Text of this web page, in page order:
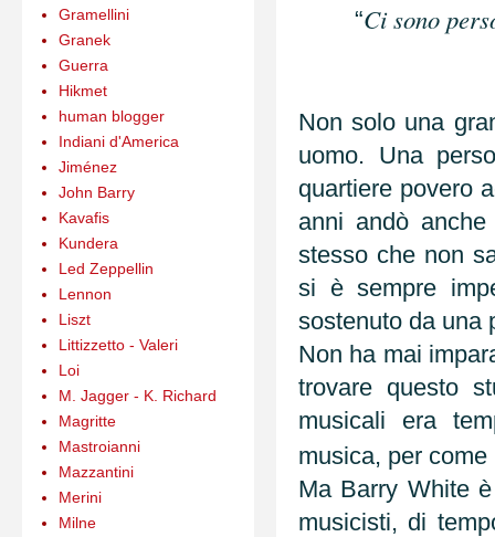
“Ci sono
Non solo una
uomo. Una
quartiere povero
anni andò
stesso che non
si è sempre
sostenuto da una
Non ha mai
trovare questo
musicali era
musica, per come
Ma Barry White
musicisti, di
Gramellini
Granek
Guerra
Hikmet
human blogger
Indiani d'America
Jiménez
John Barry
Kavafis
Kundera
Led Zeppellin
Lennon
Liszt
Littizzetto - Valeri
Loi
M. Jagger - K. Richard
Magritte
Mastroianni
Mazzantini
Merini
Milne